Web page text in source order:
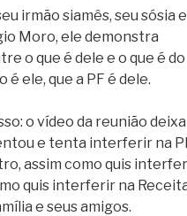
irmão siamês, seu sósia e
Moro, ele demonstra
o que é dele e o que é do
é ele, que a PF é dele.
o vídeo da reunião deixa
e tenta interferir na
assim como quis
quis interferir na
e seus amigos.